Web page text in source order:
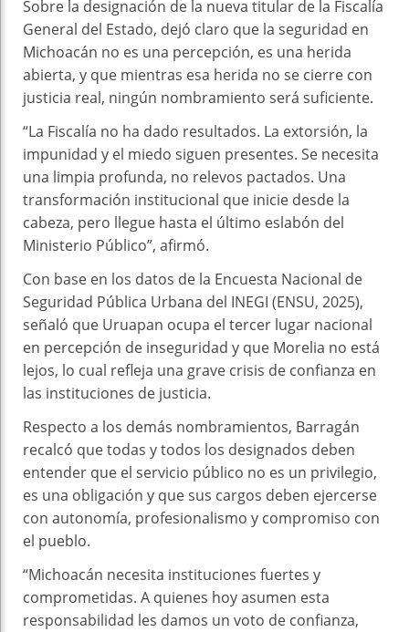
Sobre la designación de la nueva titular de la Fiscalía
General del Estado, dejó claro que la seguridad en
Michoacán no es una percepción, es una herida
abierta, y que mientras esa herida no se cierre con
justicia real, ningún nombramiento será suficiente.
“La Fiscalía no ha dado resultados. La extorsión, la
impunidad y el miedo siguen presentes. Se necesita
una limpia profunda, no relevos pactados. Una
transformación institucional que inicie desde la
cabeza, pero llegue hasta el último eslabón del
Ministerio Público”, afirmó.
Con base en los datos de la Encuesta Nacional de
Seguridad Pública Urbana del INEGI (ENSU, 2025),
señaló que Uruapan ocupa el tercer lugar nacional
en percepción de inseguridad y que Morelia no está
lejos, lo cual refleja una grave crisis de confianza en
las instituciones de justicia.
Respecto a los demás nombramientos, Barragán
recalcó que todas y todos los designados deben
entender que el servicio público no es un privilegio,
es una obligación y que sus cargos deben ejercerse
con autonomía, profesionalismo y compromiso con
el pueblo.
“Michoacán necesita instituciones fuertes y
comprometidas. A quienes hoy asumen esta
responsabilidad les damos un voto de confianza,